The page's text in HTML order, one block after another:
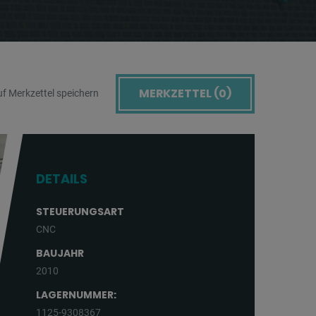
Merkzettel speichern MERKZETTEL (0)
DETAILS
STEUERUNGSART
CNC
BAUJAHR
2010
LAGERNUMMER:
1125-9308367